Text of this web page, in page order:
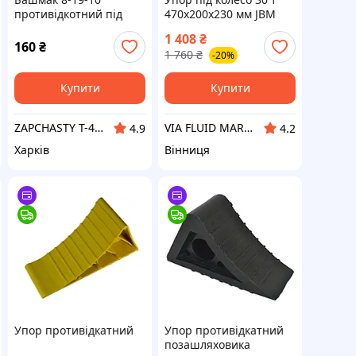
противідкотний під
160₴
Купити
ZAPCHASTY T-40 KHARKIV UA
4.9
Харків
470x200x230 мм JBM
1 408₴
1 760 ₴ -20%
Купити
VIA FLUID MARKET
4.2
Вінниця
Упор противідкатний
Упор противідкатний
позашляховика